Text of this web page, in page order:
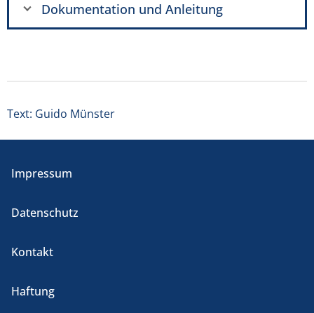
Dokumentation und Anleitung
Text: Guido Münster
Impressum
Datenschutz
Kontakt
Haftung